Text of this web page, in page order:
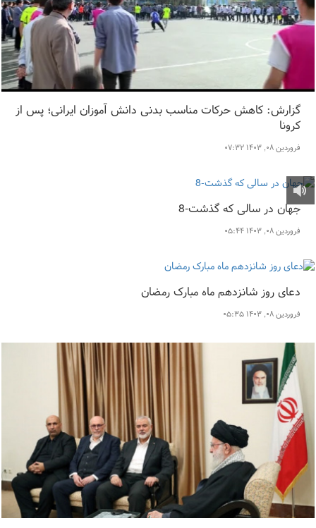
گزارش: کاهش حرکات مناسب بدنی دانش آموزان ایرانی؛ پس از
کرونا
فروردین ۰۸, ۱۴۰۳ ۰۷:۳۲
جهان در سالی که گذشت-8
فروردین ۰۸, ۱۴۰۳ ۰۵:۴۴
دعای روز شانزدهم ماه مبارک رمضان
فروردین ۰۸, ۱۴۰۳ ۰۵:۳۵